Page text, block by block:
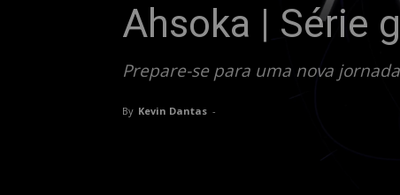
Ahsoka | Série
Prepare-se para uma nova
By Kevin Dantas -